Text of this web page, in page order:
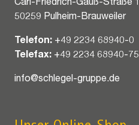
Carl-Friedrich-Gauß-Straße 1
50259 Pulheim-Brauweiler
Telefon: +49 2234 68940-0
Telefax: +49 2234 68940-75
info@schlegel-gruppe.de